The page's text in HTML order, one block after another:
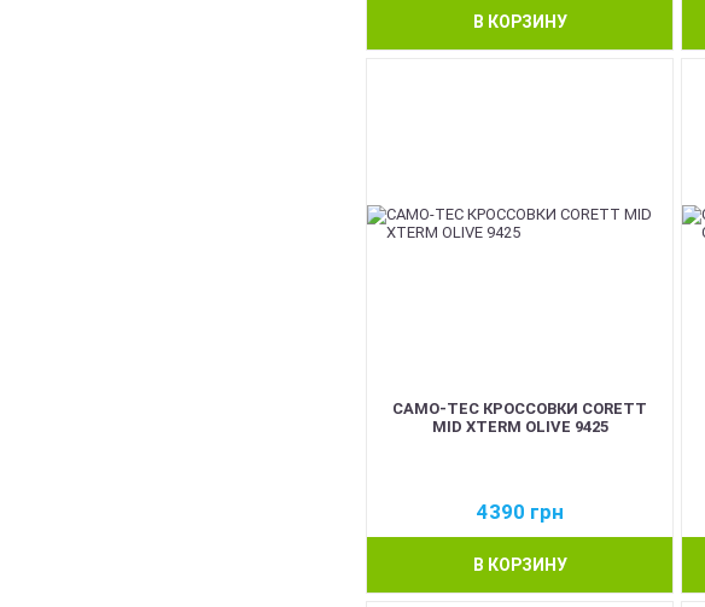
В КОРЗИНУ
CAMO-TEC КРОССОВКИ CORETT
MID XTERM OLIVE 9425
4390 грн
В КОРЗИНУ